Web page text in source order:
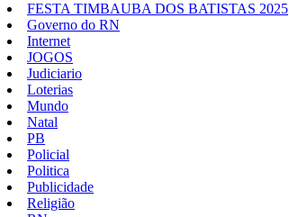
FESTA TIMBAUBA DOS BATISTAS 2025
Governo do RN
Internet
JOGOS
Judiciario
Loterias
Mundo
Natal
PB
Policial
Politica
Publicidade
Religião